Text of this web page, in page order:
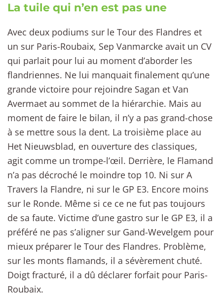
La tuile qui n’en est pas une
Avec deux podiums sur le Tour des Flandres et
un sur Paris-Roubaix, Sep Vanmarcke avait un CV
qui parlait pour lui au moment d’aborder les
flandriennes. Ne lui manquait finalement qu’une
grande victoire pour rejoindre Sagan et Van
Avermaet au sommet de la hiérarchie. Mais au
moment de faire le bilan, il n’y a pas grand-chose
à se mettre sous la dent. La troisième place au
Het Nieuwsblad, en ouverture des classiques,
agit comme un trompe-l’œil. Derrière, le Flamand
n’a pas décroché le moindre top 10. Ni sur A
Travers la Flandre, ni sur le GP E3. Encore moins
sur le Ronde. Même si ce ce ne fut pas toujours
de sa faute. Victime d’une gastro sur le GP E3, il a
préféré ne pas s’aligner sur Gand-Wevelgem pour
mieux préparer le Tour des Flandres. Problème,
sur les monts flamands, il a sévèrement chuté.
Doigt fracturé, il a dû déclarer forfait pour Paris-
Roubaix.